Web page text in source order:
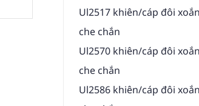
Ul2517 khiên/cáp đôi
che chắn
Ul2570 khiên/cáp đôi
che chắn
Ul2586 khiên/cáp đôi